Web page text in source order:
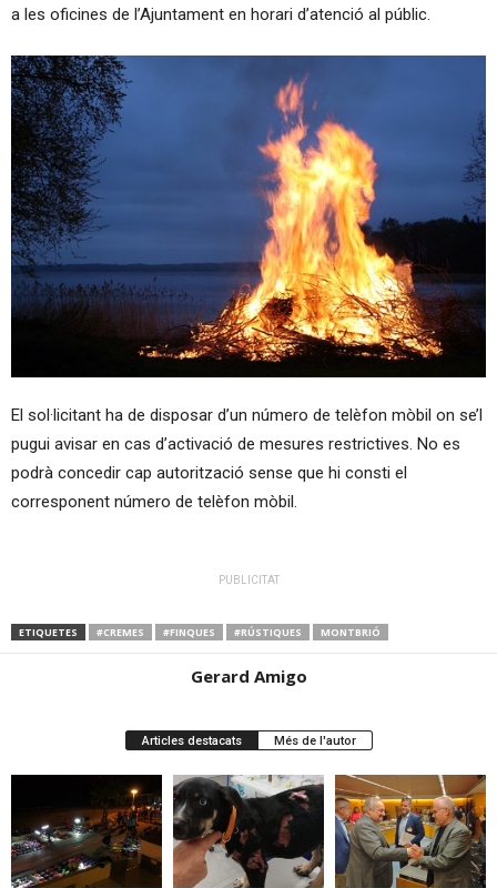
a les oficines de l’Ajuntament en horari d’atenció al públic.
El sol·licitant ha de disposar d’un número de telèfon mòbil on se’l
pugui avisar en cas d’activació de mesures restrictives. No es
podrà concedir cap autorització sense que hi consti el
corresponent número de telèfon mòbil.
PUBLICITAT
ETIQUETES #CREMES #FINQUES #RÚSTIQUES MONTBRIÓ
Gerard Amigo
Articles destacats Més de l'autor